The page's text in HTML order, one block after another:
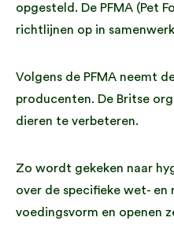
opgesteld. De PFMA (Pet
richtlijnen op in
Volgens de PFMA neemt
producenten. De Britse
dieren te verbeteren.
Zo wordt gekeken naar
over de specifieke wet-
voedingsvorm en openen